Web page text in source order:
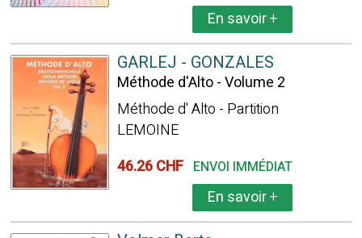
En savoir+
GARLEJ - GONZALES
Méthode d'Alto - Volume 2
Méthode d' Alto - Partition
LEMOINE
46.26 CHF ENVOI IMMÉDIAT
En savoir+